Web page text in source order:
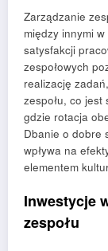
Zarządzanie
między innymi
satysfakcji
zespołowych
realizację
zespołu, co
gdzie rotacja
Dbanie o dobre
wpływa na
elementem
Inwestycje
zespołu